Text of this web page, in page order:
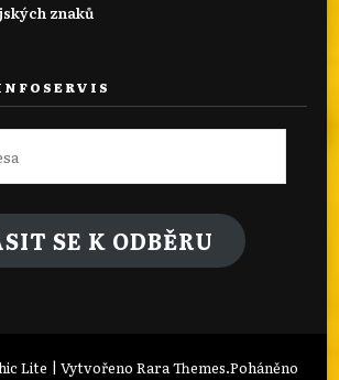
znaků
SE K ODBĚRU
Lite | Vytvořeno Rara Themes.Poháněno